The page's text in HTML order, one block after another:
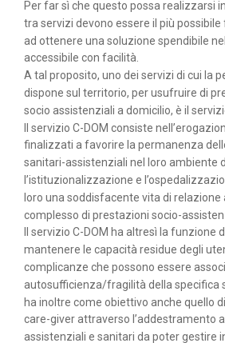
Per far sì che questo possa realizzarsi
tra servizi devono essere il più
ad ottenere una soluzione spendibile
accessibile con facilità.
A tal proposito, uno dei servizi di cui la
dispone sul territorio, per usufruire di
socio assistenziali a domicilio, è il
Il servizio C-DOM consiste
finalizzati a favorire la permanenza
sanitari-assistenziali nel loro ambiente
l’istituzionalizzazione e
loro una soddisfacente vita di relazione
complesso di prestazioni socio-
Il servizio C-DOM ha altresì la funzione
mantenere le capacità residue degli
complicanze che possono essere
autosufficienza/fragilità della specifica
ha inoltre come obiettivo anche quello
care-giver attraverso l’addestramento
assistenziali e sanitari da poter gestire